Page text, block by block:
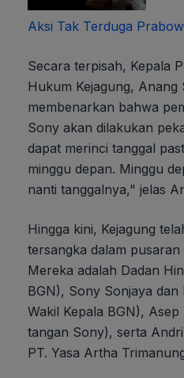
Aksi Tak Terduga
Secara terpisah, Kepala
Hukum Kejagung, Anang
membenarkan bahwa
Sony akan dilakukan
dapat merinci tanggal
minggu depan. Minggu
nanti tanggalnya," jelas
Hingga kini, Kejagung
tersangka dalam
Mereka adalah Dadan
BGN), Sony Sonjaya
Wakil Kepala BGN),
tangan Sony), serta
PT. Yasa Artha